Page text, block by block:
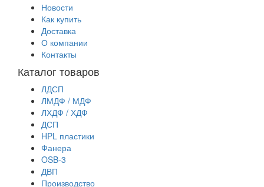
Новости
Как купить
Доставка
О компании
Контакты
Каталог товаров
ЛДСП
ЛМДФ / МДФ
ЛХДФ / ХДФ
ДСП
HPL пластики
Фанера
OSB-3
ДВП
Производство